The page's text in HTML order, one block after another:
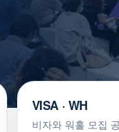
VISA · WH
비자와 워홀 모집